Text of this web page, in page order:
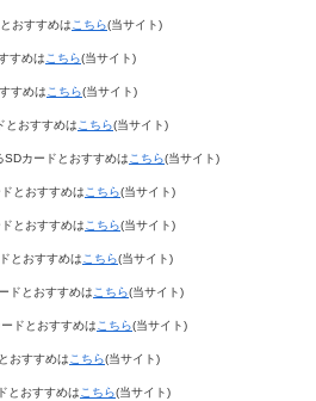
おすすめはこちら(当サイト)
すめはこちら(当サイト)
すめはこちら(当サイト)
とおすすめはこちら(当サイト)
カードとおすすめはこちら(当サイト)
とおすすめはこちら(当サイト)
とおすすめはこちら(当サイト)
とおすすめはこちら(当サイト)
ドとおすすめはこちら(当サイト)
ドとおすすめはこちら(当サイト)
おすすめはこちら(当サイト)
とおすすめはこちら(当サイト)